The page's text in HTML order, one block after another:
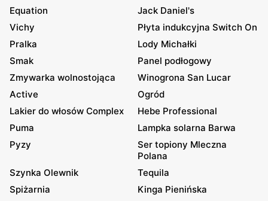
Equation
Jack Daniel's
Vichy
Płyta indukcyjna Switch On
Pralka
Lody Michałki
Smak
Panel podłogowy
Zmywarka wolnostojąca
Winogrona San Lucar
Active
Ogród
Lakier do włosów Complex
Hebe Professional
Puma
Lampka solarna Barwa
Pyzy
Ser topiony Mleczna
Polana
Szynka Olewnik
Tequila
Spiżarnia
Kinga Pienińska